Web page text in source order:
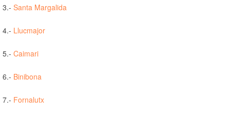
3.- Santa Margalida
4.- Llucmajor
5.- Caimari
6.- Binibona
7.- Fornalutx